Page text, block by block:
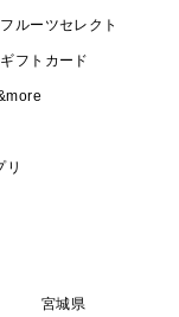
ルーツセレクト
フトカード
リ
宮城県